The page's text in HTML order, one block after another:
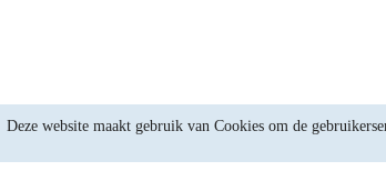
Deze website maakt gebruik van Cookies om de